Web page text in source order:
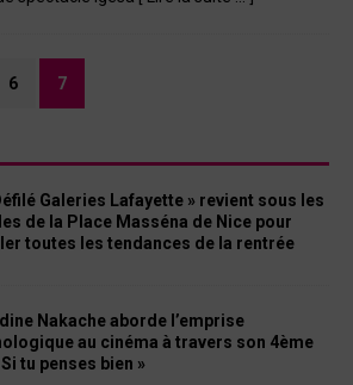
6 7
Galeries Lafayette » revient sous les
de la Place Masséna de Nice pour
toutes les tendances de la rentrée
Nakache aborde l’emprise
au cinéma à travers son 4ème
tu penses bien »